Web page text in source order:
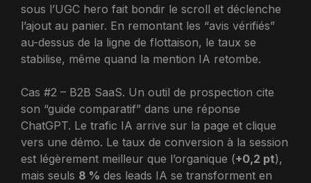
sous l’UGC hero fait bondir le scroll et déclenche
l’ajout au panier. En remontant les “avis vérifiés”
au-dessus de la ligne de flottaison, le taux se
stabilise, même quand la mention IA retombe.
Cas #2 – B2B SaaS. Un outil de prospection cite
son “guide comparatif” dans une réponse
ChatGPT. Le trafic IA arrive sur la page et clique
vers une démo. Le taux de conversion à la session
est légèrement meilleur que l’organique (+0,2 pt),
mais seuls 8 % des leads IA se transforment en